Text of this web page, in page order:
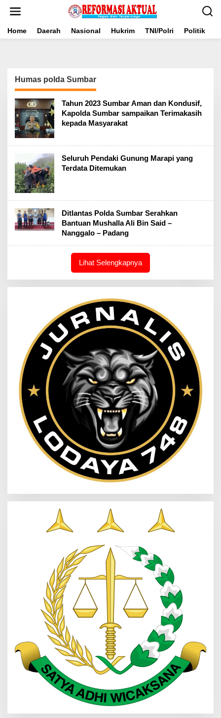
Home Daerah Nasional Hukrim TNI/Polri Politik
Humas polda Sumbar
Tahun 2023 Sumbar Aman dan Kondusif,
Kapolda Sumbar sampaikan Terimakasih
kepada Masyarakat
Seluruh Pendaki Gunung Marapi yang
Terdata Ditemukan
Ditlantas Polda Sumbar Serahkan
Bantuan Mushalla Ali Bin Said –
Nanggalo – Padang
Lihat Selengkapnya